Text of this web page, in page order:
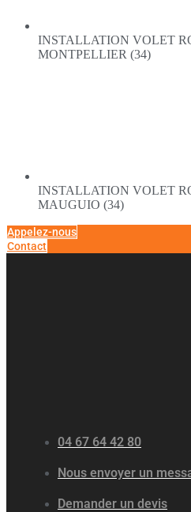
INSTALLATION VOLET
MONTPELLIER (34)
INSTALLATION VOLET
MAUGUIO (34)
Appelez-nous
Contact
04 67 64 42 80
Nous envoyer un
Demander un devis